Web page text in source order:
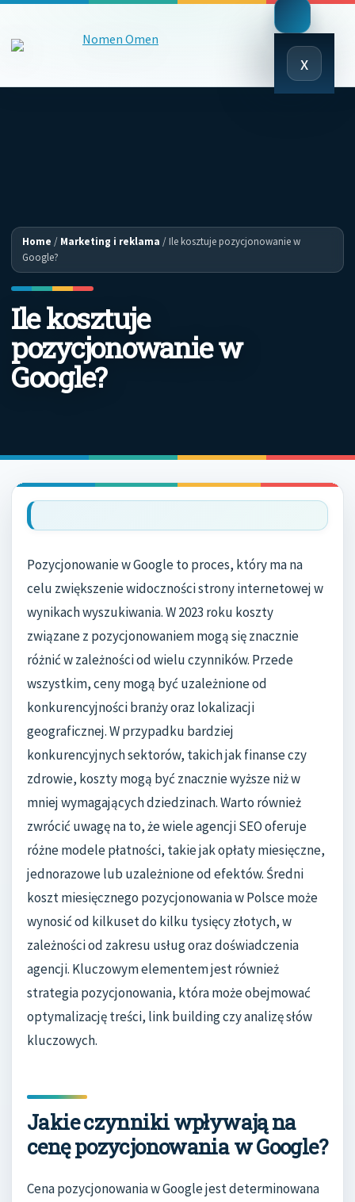
x
Close
Menu
Home / Marketing i reklama /Ile kosztuje pozycjonowanie w
Google?
Ile kosztuje
pozycjonowanie w
Google?
Pozycjonowanie w Google to proces, który ma na
celu zwiększenie widoczności strony internetowej w
wynikach wyszukiwania. W 2023 roku koszty
związane z pozycjonowaniem mogą się znacznie
różnić w zależności od wielu czynników. Przede
wszystkim, ceny mogą być uzależnione od
konkurencyjności branży oraz lokalizacji
geograficznej. W przypadku bardziej
konkurencyjnych sektorów, takich jak finanse czy
zdrowie, koszty mogą być znacznie wyższe niż w
mniej wymagających dziedzinach. Warto również
zwrócić uwagę na to, że wiele agencji SEO oferuje
różne modele płatności, takie jak opłaty miesięczne,
jednorazowe lub uzależnione od efektów. Średni
koszt miesięcznego pozycjonowania w Polsce może
wynosić od kilkuset do kilku tysięcy złotych, w
zależności od zakresu usług oraz doświadczenia
agencji. Kluczowym elementem jest również
strategia pozycjonowania, która może obejmować
optymalizację treści, link building czy analizę słów
kluczowych.
Jakie czynniki wpływają na
cenę pozycjonowania w Google?
Cena pozycjonowania w Google jest determinowana